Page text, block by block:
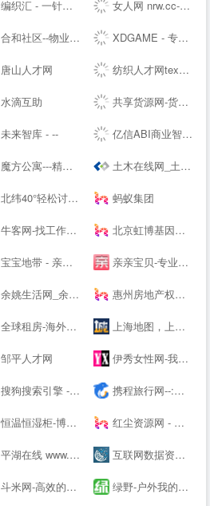
编织汇 - 一针一线织出无限可能！ 女人网 nrw.cc-时尚女性--
合和社区--物业管理服务综合信息论坛 XDGAME - 专注单机游戏试玩及正版推荐！
唐山人才网 纺织人才网texhr.cn-纺织---纺织人才--站
水滴互助 共享货源网-货源总舵，淘宝店货源，工厂货源，奢侈品货源网
未来智库 - -- 亿信ABI商业智能软件-一站式数据分析BI软件工具
魔方公寓---精品单身青年白领公寓出租|酒店式爱情公寓租房 土木在线网_土木工程师专业技术交流资料下载
北纬40°轻松讨论，严肃思考。 蚂蚁集团
牛客网-找工作神器|笔试题库|面试经验|实习招聘内推，求职就业一站解决_牛客网 北京虹博基因医疗科技股份有限公司 | 虹博基因
宝宝地带 - 亲子阅读育儿交流网站社区 亲亲宝贝-专业的育儿网站_亲亲宝贝网
余姚生活网_余姚论坛_余姚市综合-- 惠州房地产权威媒体-惠民之家房产网
全球租房-海外租房-留学租房-留学生公寓-U--s异乡好居 上海地图，上海电子地图，上海街景地图，实景地图 - 城市吧街景地图2021
邹平人才网 伊秀女性网-我们致力于专业的女性时尚--
搜狗搜索引擎 - 上网从搜狗开始 携程旅行网--:酒店预订,机票预订查询,旅游度假,商旅管理
恒温恒湿柜-博物馆展柜-展柜恒湿机-除湿加湿一体机-投影机恒温箱 红尘资源网 - 只为资源分享而生,专注用户切身体验! -
平湖在线 www.PH66.com | 生活_消费_信息专业媒体 | 平湖在线 平湖通 互联网数据资讯网-199IT | 发现数据的价值-199IT | 中文互联网数据研究资讯中心-199IT
斗米网-高效的全职、兼职招聘服务平台 绿野-户外我的生活-绿野活动